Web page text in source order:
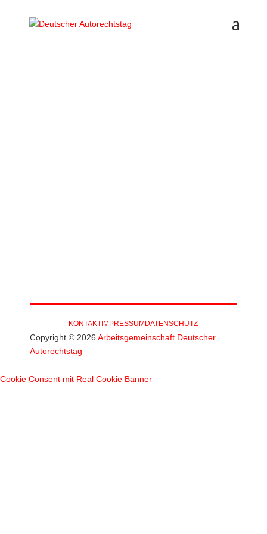
Copyright © 2026 Arbeitsgemeinschaft Deutscher
Autorechtstag
KONTAKT IMPRESSUM DATENSCHUTZ
Cookie Consent mit Real Cookie Banner